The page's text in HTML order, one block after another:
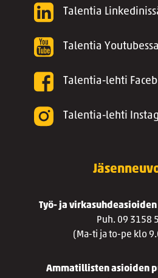
Talentia
Talentia Youtubessa
Talentia-lehti
Talentia-lehti
Työ- ja
Puh. 09 3158
(Ma-ti ja to-pe klo
Ammatillisten asioiden